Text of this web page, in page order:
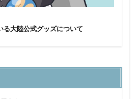
大陸公式グッズについて